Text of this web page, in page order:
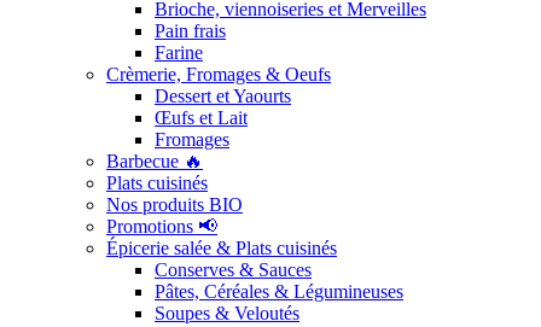
Brioche, viennoiseries et Merveilles
Pain frais
Farine
Crèmerie, Fromages & Oeufs
Dessert et Yaourts
Œufs et Lait
Fromages
Barbecue 🔥
Plats cuisinés
Nos produits BIO
Promotions 📢
Épicerie salée & Plats cuisinés
Conserves & Sauces
Pâtes, Céréales & Légumineuses
Soupes & Veloutés